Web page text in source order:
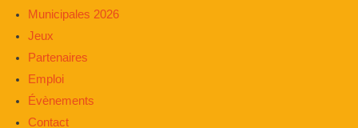
Municipales 2026
Jeux
Partenaires
Emploi
Évènements
Contact